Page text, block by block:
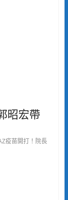
昭宏帶
疫苗開打！院長